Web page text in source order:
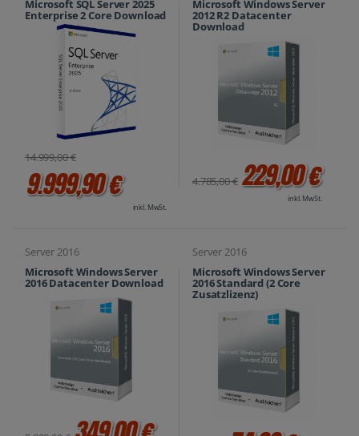
Microsoft SQL Server 2025
Enterprise 2 Core Download
14.999,00 €
9.999,90 €
inkl. MwSt.
Microsoft Windows Server
2012 R2 Datacenter
Download
4.785,00 € 229,00 €
inkl. MwSt.
Server 2016
Microsoft Windows Server
2016 Datacenter Download
Server 2016
Microsoft Windows Server
2016 Standard (2 Core
Zusatzlizenz)